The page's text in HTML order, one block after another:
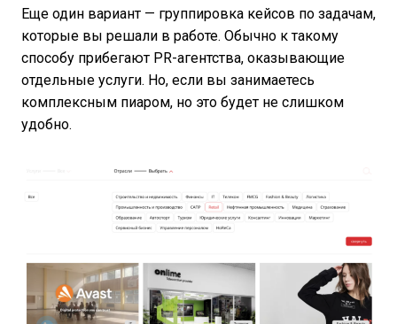
Еще один вариант — группировка кейсов по задачам,
которые вы решали в работе. Обычно к такому
способу прибегают PR-агентства, оказывающие
отдельные услуги. Но, если вы занимаетесь
комплексным пиаром, но это будет не слишком
удобно.